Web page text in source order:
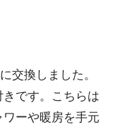
交換しました。
きです。こちらは
ーや暖房を手元